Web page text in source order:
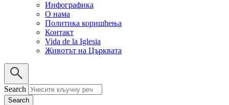
Инфографика
О нама
Политика коришћења
Контакт
Vida de la Iglesia
Животът на Църквата
Search